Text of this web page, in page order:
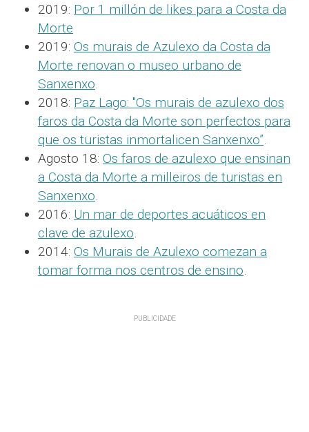
2019: Por 1 millón de likes para a Costa da
Morte
2019: Os murais de Azulexo da Costa da
Morte renovan o museo urbano de
Sanxenxo.
2018: Paz Lago: "Os murais de azulexo dos
faros da Costa da Morte son perfectos para
que os turistas inmortalicen Sanxenxo”.
Agosto 18: Os faros de azulexo que ensinan
a Costa da Morte a milleiros de turistas en
Sanxenxo.
2016: Un mar de deportes acuáticos en
clave de azulexo.
2014: Os Murais de Azulexo comezan a
tomar forma nos centros de ensino.